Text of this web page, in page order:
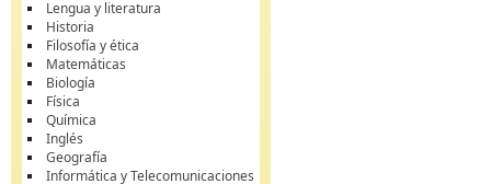
Lengua y literatura
Historia
Filosofía y ética
Matemáticas
Biología
Física
Química
Inglés
Geografía
Informática y Telecomunicaciones